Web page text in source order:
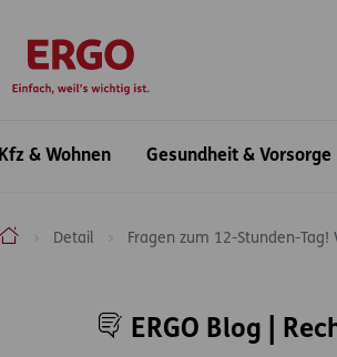
Kfz & Wohnen
Gesundheit & Vorsorge
ERGO Versicherung Aktiengesellschaft
Detail Fragen zum 12-Stunden-Tag!
ERGO Blog |